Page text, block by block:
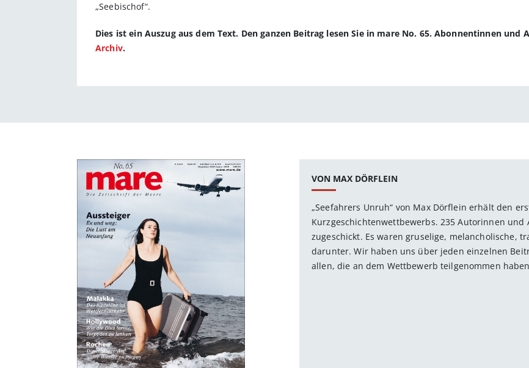
„Seebischof“.
Dies ist ein Auszug aus dem Text. Den ganzen Beitrag lesen Sie in mare No. 65. Abonnentinnen und
Archiv.
VON MAX DÖRFLEIN
„Seefahrers Unruh“ von Max Dörflein erhält den
Kurzgeschichtenwettbewerbs. 235 Autorinnen
zugeschickt. Es waren gruselige, melancholische,
darunter. Wir haben uns über jeden einzelnen
allen, die an dem Wettbewerb teilgenommen